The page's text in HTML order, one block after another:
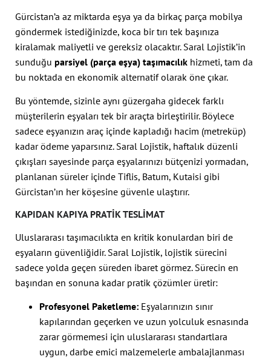
Gürcistan’a az miktarda eşya ya da birkaç parça mobilya
göndermek istediğinizde, koca bir tırı tek başınıza
kiralamak maliyetli ve gereksiz olacaktır. Saral Lojistik’in
sunduğu parsiyel (parça eşya) taşımacılık hizmeti, tam da
bu noktada en ekonomik alternatif olarak öne çıkar.
Bu yöntemde, sizinle aynı güzergaha gidecek farklı
müşterilerin eşyaları tek bir araçta birleştirilir. Böylece
sadece eşyanızın araç içinde kapladığı hacim (metreküp)
kadar ödeme yaparsınız. Saral Lojistik, haftalık düzenli
çıkışları sayesinde parça eşyalarınızı bütçenizi yormadan,
planlanan süreler içinde Tiflis, Batum, Kutaisi gibi
Gürcistan’ın her köşesine güvenle ulaştırır.
KAPIDAN KAPIYA PRATIK TESLIMAT
Uluslararası taşımacılıkta en kritik konulardan biri de
eşyaların güvenliğidir. Saral Lojistik, lojistik sürecini
sadece yolda geçen süreden ibaret görmez. Sürecin en
başından en sonuna kadar pratik çözümler üretir:
Profesyonel Paketleme: Eşyalarınızın sınır
kapılarından geçerken ve uzun yolculuk esnasında
zarar görmemesi için uluslararası standartlara
uygun, darbe emici malzemelerle ambalajlanması